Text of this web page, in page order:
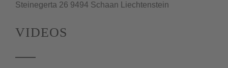
Steinegerta 26 9494 Schaan Liechtenstein
VIDEOS